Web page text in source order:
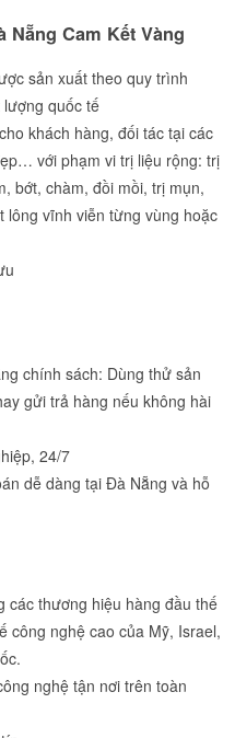
Nẵng Cam Kết Vàng
sản xuất theo quy trình
quốc tế
khách hàng, đối tác tại các
với phạm vi trị liệu rộng: trị
bớt, chàm, đồi mồi, trị mụn,
lông vĩnh viễn từng vùng hoặc
chính sách: Dùng thử sản
gửi trả hàng nếu không hài
24/7
dễ dàng tại Đà Nẵng và hỗ
các thương hiệu hàng đầu thế
công nghệ cao của Mỹ, Israel,
nghệ tận nơi trên toàn